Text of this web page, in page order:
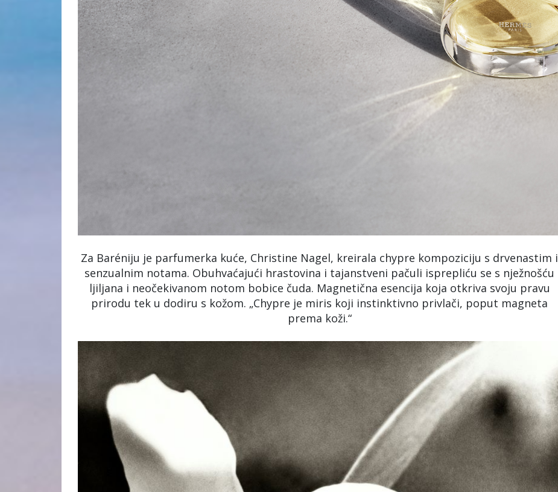
Za Baréniju je parfumerka kuće, Christine Nagel, kreirala chypre kompoziciju s drvenastim i
senzualnim notama. Obuhvaćajući hrastovina i tajanstveni pačuli isprepliću se s nježnošću
ljiljana i neočekivanom notom bobice čuda. Magnetična esencija koja otkriva svoju pravu
prirodu tek u dodiru s kožom. „Chypre je miris koji instinktivno privlači, poput magneta
prema koži.“